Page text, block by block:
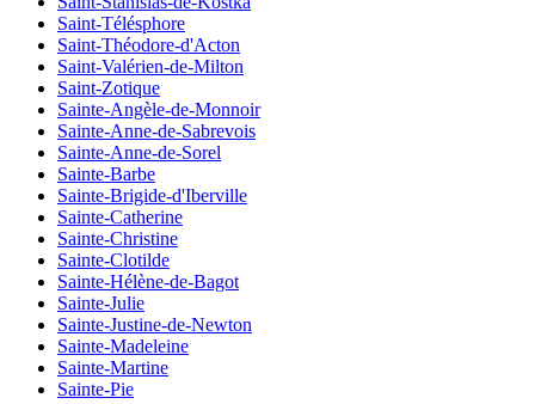
Saint-Télésphore
Saint-Théodore-d'Acton
Saint-Valérien-de-Milton
Saint-Zotique
Sainte-Angèle-de-Monnoir
Sainte-Anne-de-Sabrevois
Sainte-Anne-de-Sorel
Sainte-Barbe
Sainte-Brigide-d'Iberville
Sainte-Catherine
Sainte-Christine
Sainte-Clotilde
Sainte-Hélène-de-Bagot
Sainte-Julie
Sainte-Justine-de-Newton
Sainte-Madeleine
Sainte-Martine
Sainte-Pie